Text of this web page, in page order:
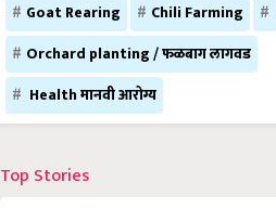
Goat Rearing
Chili Farming
Orchard planting / फळबाग लागवड
Health मानवी आरोग्य
Top Stories